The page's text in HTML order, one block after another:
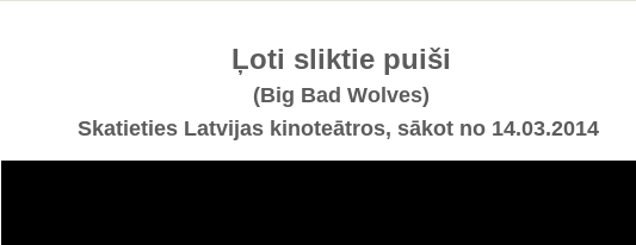
Ļoti sliktie puiši
(Big Bad Wolves)
Skatieties Latvijas kinoteātros, sākot no 14.03.2014